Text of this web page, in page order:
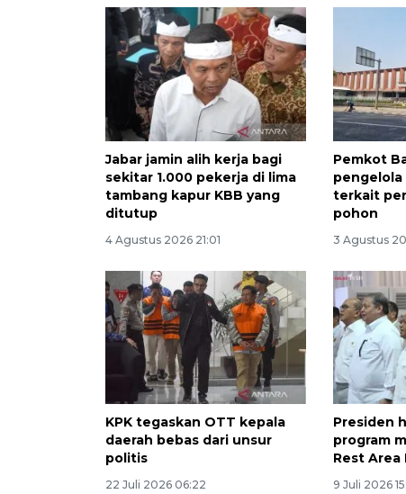
Jabar jamin alih kerja bagi
sekitar 1.000 pekerja di lima
tambang kapur KBB yang
ditutup
4 Agustus 2026 21:01
Pemkot
pengelola
terkait
pohon
3 Agustus
KPK tegaskan OTT kepala
daerah bebas dari unsur
politis
22 Juli 2026 06:22
Presiden
program
Rest Area
9 Juli 2026